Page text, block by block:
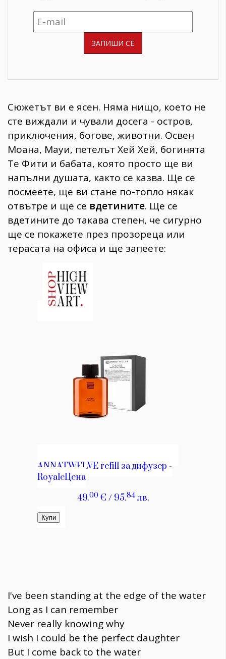
Сюжетът ви е ясен. Няма нищо, което не
сте виждали и чували досега - остров,
приключения, богове, животни. Освен
Моана, Мауи, петелът Хей Хей, богинята
Те Фити и бабата, която просто ще ви
напълни душата, както се казва. Ще се
посмеете, ще ви стане по-топло някак
отвътре и ще се вдетините. Ще се
вдетините до такава степен, че сигурно
ще се покажете през прозореца или
терасата на офиса и ще запеете:
I've been standing at the edge of the water
Long as I can remember
Never really knowing why
I wish I could be the perfect daughter
But I come back to the water